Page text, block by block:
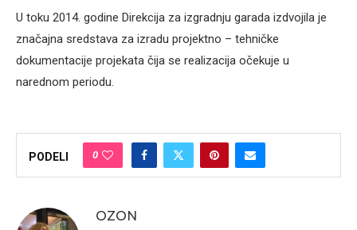
U toku 2014. godine Direkcija za izgradnju garada izdvojila je
značajna sredstava za izradu projektno – tehničke
dokumentacije projekata čija se realizacija očekuje u
narednom periodu.
PODELI 0
OZON